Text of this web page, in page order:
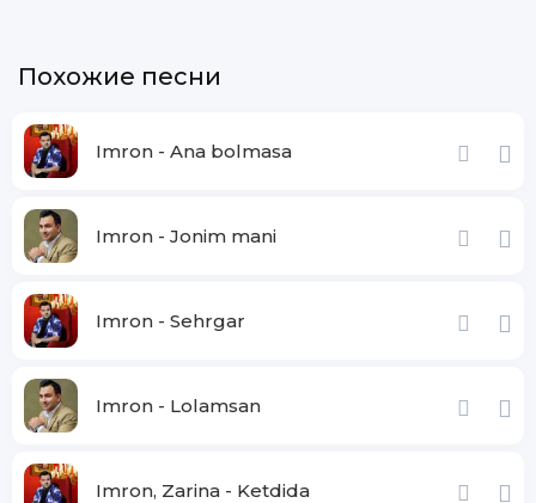
Похожие песни
Imron - Ana bolmasa
Imron - Jonim mani
Imron - Sehrgar
Imron - Lolamsan
Imron, Zarina - Ketdida